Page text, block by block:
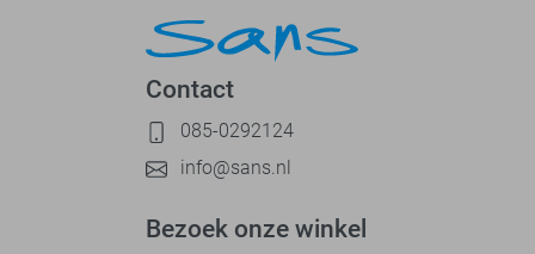
Contact
085-0292124
info@sans.nl
Bezoek onze winkel